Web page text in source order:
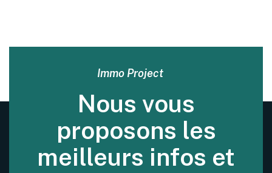
Immo Project
Nous vous
proposons les
meilleurs infos et